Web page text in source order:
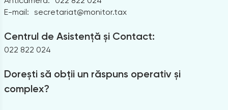
E-mail: secretariat@monitor.tax
Centrul de Asistență și Contact:
022 822 024
Dorești să obții un răspuns operativ și
complex?